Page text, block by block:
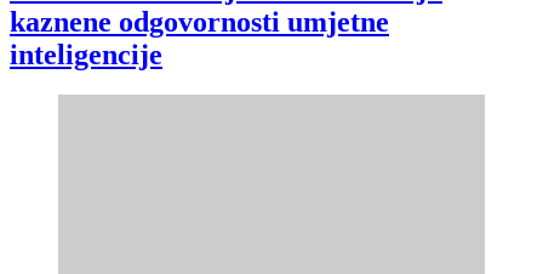
kaznene odgovornosti umjetne
inteligencije